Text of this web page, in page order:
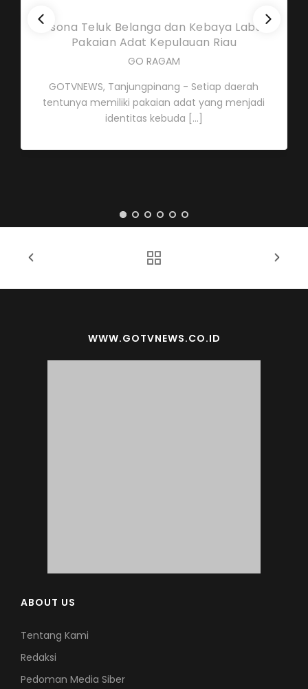
Pesona Teluk Belanga dan Kebaya Labuh,
Pakaian Adat Kepulauan Riau
GO RAGAM
GOTVNEWS, Tanjungpinang - Setiap daerah
tentunya memiliki pakaian adat yang menjadi
identitas kebuda [...]
WWW.GOTVNEWS.CO.ID
ABOUT US
Tentang Kami
Redaksi
Pedoman Media Siber